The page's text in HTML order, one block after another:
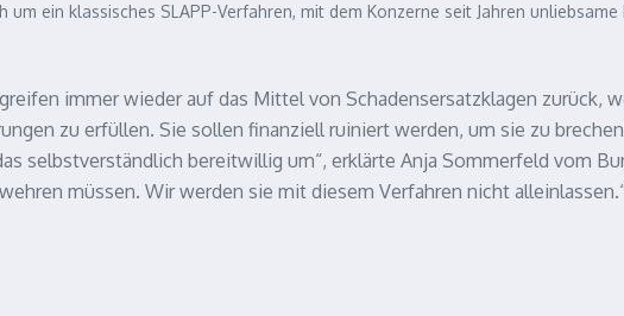
um ein klassisches SLAPP-Verfahren, mit dem Konzerne seit Jahren
greifen immer wieder auf das Mittel von Schadensersatzklagen zurück,
zu erfüllen. Sie sollen finanziell ruiniert werden, um sie zu
selbstverständlich bereitwillig um“, erklärte Anja Sommerfeld vom
müssen. Wir werden sie mit diesem Verfahren nicht